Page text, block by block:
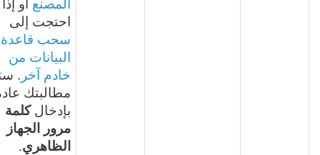
احتجت إلى
سحب قاعدة
البيانات من
خادم آخر. ستتم
مطالبتك عادة
بإدخالكلمة
مرور الجهاز
الظاهري.